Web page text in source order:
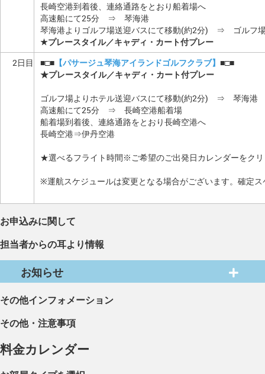
長崎空港到着後、連絡通路をとおり船着場へ
高速船にて25分 ⇒ 琴海港
琴海港よりゴルフ場送迎バスにて移動(約2分) ⇒ ゴルフ
★プレースタイル／キャディ・カート付プレー
2日目
■□■ 【パサージュ琴海アイランドゴルフクラブ】 ■□■
★プレースタイル／キャディ・カート付プレー
ゴルフ場よりホテル送迎バスにて移動(約2分) ⇒ 琴海港
高速船にて25分 ⇒ 長崎空港船着場
船着場到着後、連絡通路をとおり長崎空港へ
長崎空港⇒伊丹空港
★選べるフライト時間※ご希望のご出発日カレンダーをク
※運航スケジュールは変更となる場合がございます。確定
お申込みに関して
担当者からの耳より情報
お知らせ
その他インフォメーション
その他・注意事項
料金カレンダー